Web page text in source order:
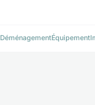
DéménagementÉquipement